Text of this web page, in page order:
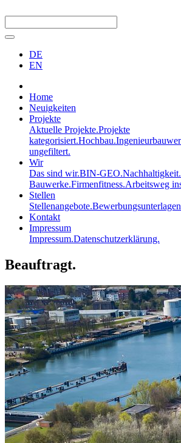
DE
EN
Home
Neuigkeiten
Projekte
Aktuelle Projekte.Projekte
kategorisiert.Hochbau.
ungefiltert.
Wir
Das sind wir.BIN-GEO.Nachhaltigkeit.
Bauwerke.Firmenfitness.Arbeitsweg
Stellen
Stellenangebote.
Kontakt
Impressum
Impressum.Datenschutzerklärung.
Beauftragt.